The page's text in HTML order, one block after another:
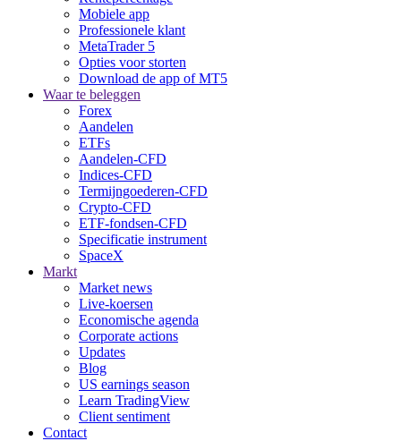
Mobiele app
Professionele klant
MetaTrader 5
Opties voor storten
Download de app of MT5
Waar te beleggen
Forex
Aandelen
ETFs
Aandelen-CFD
Indices-CFD
Termijngoederen-CFD
Crypto-CFD
ETF-fondsen-CFD
Specificatie instrument
SpaceX
Markt
Market news
Live-koersen
Economische agenda
Corporate actions
Updates
Blog
US earnings season
Learn TradingView
Client sentiment
Contact